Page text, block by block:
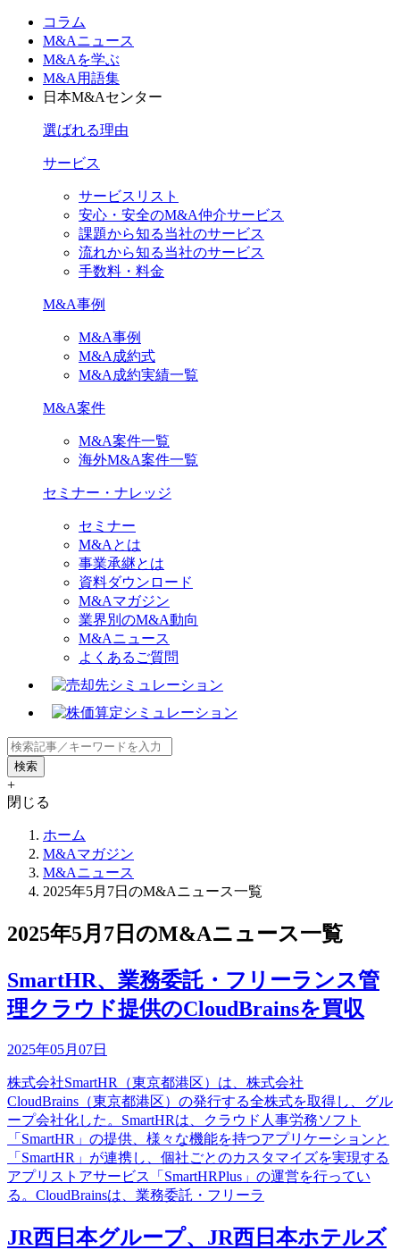
コラム
M&Aニュース
M&Aを学ぶ
M&A用語集
日本M&Aセンター
選ばれる理由
サービス
サービスリスト
安心・安全のM&A仲介サービス
課題から知る当社のサービス
流れから知る当社のサービス
手数料・料金
M&A事例
M&A事例
M&A成約式
M&A成約実績一覧
M&A案件
M&A案件一覧
海外M&A案件一覧
セミナー・ナレッジ
セミナー
M&Aとは
事業承継とは
資料ダウンロード
M&Aマガジン
業界別のM&A動向
M&Aニュース
よくあるご質問
+
閉じる
ホーム
M&Aマガジン
M&Aニュース
2025年5月7日のM&Aニュース一覧
2025年5月7日のM&Aニュース一覧
SmartHR、業務委託・フリーランス管
理クラウド提供のCloudBrainsを買収
2025年05月07日
株式会社SmartHR（東京都港区）は、株式会社
CloudBrains（東京都港区）の発行する全株式を取得し、グル
ープ会社化した。SmartHRは、クラウド人事労務ソフト
「SmartHR」の提供、様々な機能を持つアプリケーションと
「SmartHR」が連携し、個社ごとのカスタマイズを実現する
アプリストアサービス「SmartHRPlus」の運営を行ってい
る。CloudBrainsは、業務委託・フリーラ
JR西日本グループ、JR西日本ホテルズ